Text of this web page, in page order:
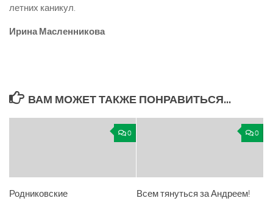
летних каникул.
Ирина Масленникова
ВАМ МОЖЕТ ТАКЖЕ ПОНРАВИТЬСЯ...
0
Родниковские
0
Всем тянуться за Андреем!